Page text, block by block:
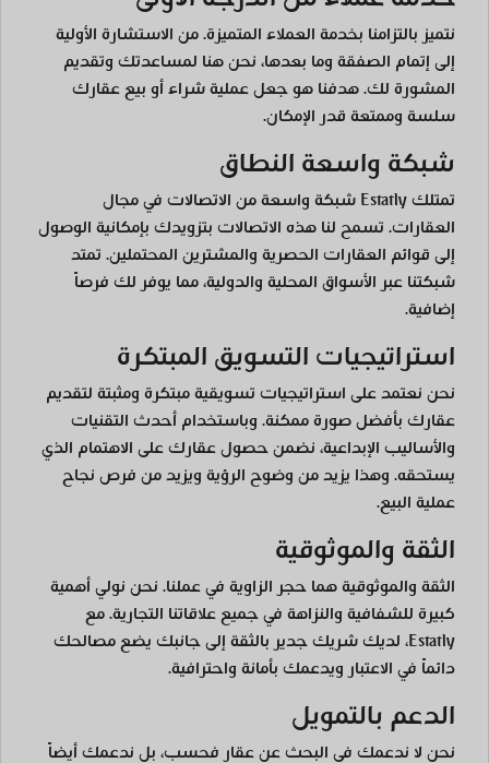
نتميز بالتزامنا بخدمة العملاء المتميزة. من الاستشارة الأولية
إلى إتمام الصفقة وما بعدها، نحن هنا لمساعدتك وتقديم
المشورة لك. هدفنا هو جعل عملية شراء أو بيع عقارك
سلسة وممتعة قدر الإمكان.
شبكة واسعة النطاق
تمتلك Estatly شبكة واسعة من الاتصالات في مجال
العقارات. تسمح لنا هذه الاتصالات بتزويدك بإمكانية الوصول
إلى قوائم العقارات الحصرية والمشترين المحتملين. تمتد
شبكتنا عبر الأسواق المحلية والدولية، مما يوفر لك فرصاً
إضافية.
استراتيجيات التسويق المبتكرة
نحن نعتمد على استراتيجيات تسويقية مبتكرة ومثبتة لتقديم
عقارك بأفضل صورة ممكنة. وباستخدام أحدث التقنيات
والأساليب الإبداعية، نضمن حصول عقارك على الاهتمام الذي
يستحقه. وهذا يزيد من وضوح الرؤية ويزيد من فرص نجاح
عملية البيع.
الثقة والموثوقية
الثقة والموثوقية هما حجر الزاوية في عملنا. نحن نولي أهمية
كبيرة للشفافية والنزاهة في جميع علاقاتنا التجارية. مع
Estatly، لديك شريك جدير بالثقة إلى جانبك يضع مصالحك
دائماً في الاعتبار ويدعمك بأمانة واحترافية.
الدعم بالتمويل
نحن لا ندعمك في البحث عن عقار فحسب، بل ندعمك أيضاً